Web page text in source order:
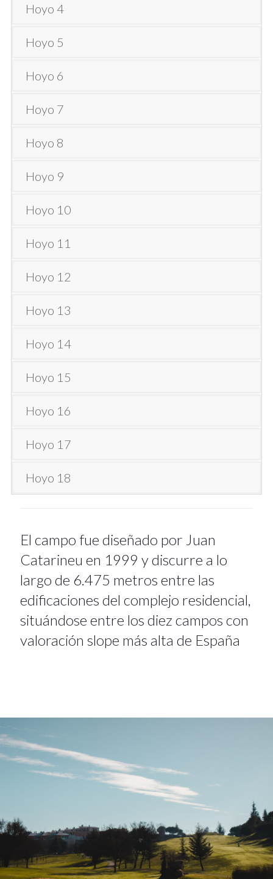
Hoyo 4
Hoyo 5
Hoyo 6
Hoyo 7
Hoyo 8
Hoyo 9
Hoyo 10
Hoyo 11
Hoyo 12
Hoyo 13
Hoyo 14
Hoyo 15
Hoyo 16
Hoyo 17
Hoyo 18
El campo fue diseñado por Juan
Catarineu en 1999 y discurre a lo
largo de 6.475 metros entre las
edificaciones del complejo residencial,
situándose entre los diez campos con
valoración slope más alta de España